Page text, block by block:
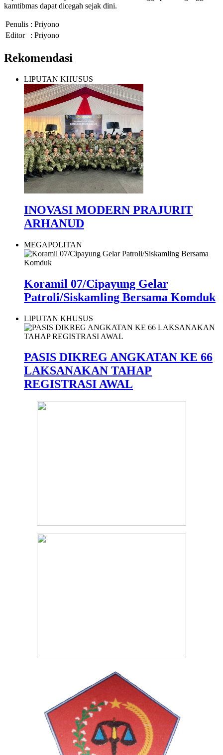
kamtibmas dapat dicegah sejak dini.
Penulis : Priyono
Editor
: Priyono
Rekomendasi
LIPUTAN KHUSUS
INOVASI MODERN PRAJURIT
ARHANUD
MEGAPOLITAN
Koramil 07/Cipayung Gelar
Patroli/Siskamling Bersama Komduk
LIPUTAN KHUSUS
PASIS DIKREG ANGKATAN KE 66
LAKSANAKAN TAHAP
REGISTRASI AWAL